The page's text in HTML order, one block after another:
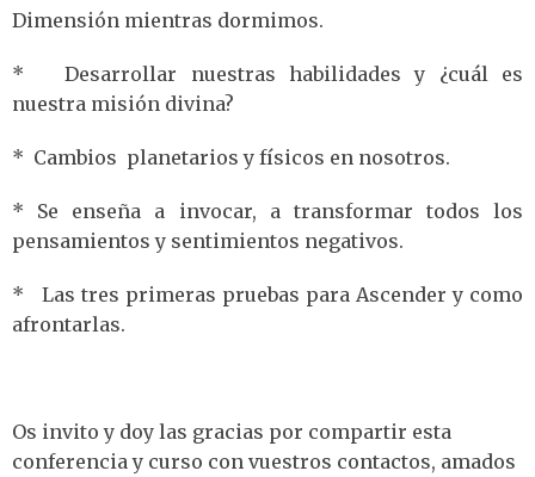
Dimensión mientras dormimos.
* Desarrollar nuestras habilidades y ¿cuál es
nuestra misión divina?
* Cambios planetarios y físicos en nosotros.
* Se enseña a invocar, a transformar todos los
pensamientos y sentimientos negativos.
* Las tres primeras pruebas para Ascender y como
afrontarlas.
Os invito y doy las gracias por compartir esta
conferencia y curso con vuestros contactos, amados